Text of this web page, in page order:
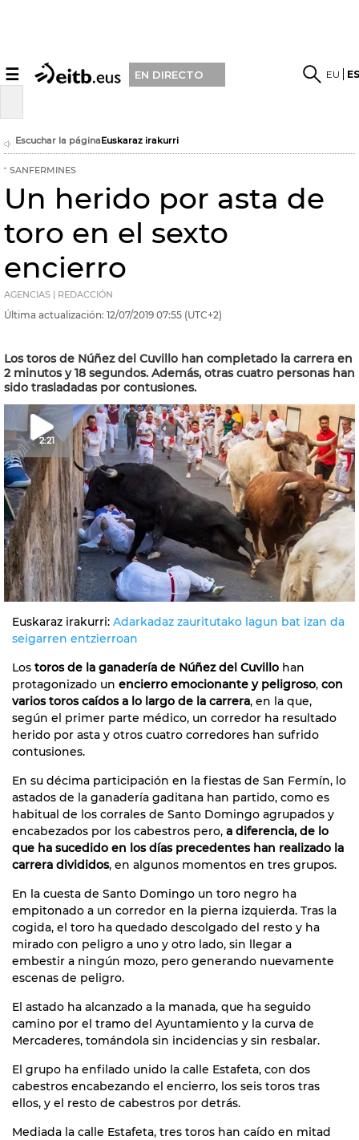
☰ EN DIRECTO EU
Escuchar la páginaEuskaraz irakurri
SANFERMINES
Un herido por asta de
toro en el sexto
encierro
AGENCIAS | REDACCIÓN
Última actualización: 12/07/2019 07:55 (UTC+2)
Los toros de Núñez del Cuvillo han completado la carrera en
2 minutos y 18 segundos. Además, otras cuatro personas han
sido trasladadas por contusiones.
2:21
Euskaraz irakurri: Adarkadaz zauritutako lagun bat izan da
seigarren entzierroan
Los toros de la ganadería de Núñez del Cuvillo han
protagonizado un encierro emocionante y peligroso, con
varios toros caídos a lo largo de la carrera, en la que,
según el primer parte médico, un corredor ha resultado
herido por asta y otros cuatro corredores han sufrido
contusiones.
En su décima participación en la fiestas de San Fermín, lo
astados de la ganadería gaditana han partido, como es
habitual de los corrales de Santo Domingo agrupados y
encabezados por los cabestros pero, a diferencia, de lo
que ha sucedido en los días precedentes han realizado la
carrera divididos, en algunos momentos en tres grupos.
En la cuesta de Santo Domingo un toro negro ha
empitonado a un corredor en la pierna izquierda. Tras la
cogida, el toro ha quedado descolgado del resto y ha
mirado con peligro a uno y otro lado, sin llegar a
embestir a ningún mozo, pero generando nuevamente
escenas de peligro.
El astado ha alcanzado a la manada, que ha seguido
camino por el tramo del Ayuntamiento y la curva de
Mercaderes, tomándola sin incidencias y sin resbalar.
El grupo ha enfilado unido la calle Estafeta, con dos
cabestros encabezando el encierro, los seis toros tras
ellos, y el resto de cabestros por detrás.
Mediada la calle Estafeta, tres toros han caído en mitad